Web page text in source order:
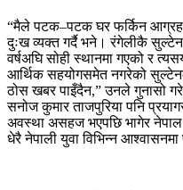
“मैले पटक–पटक घर फर्किन
दुःख व्यक्त गर्दै भने। रंगेलीकै सुल्टेन
वर्षअघि सोही स्थानमा गएको र
आर्थिक सहयोगसमेत नगरेको
ठोस खबर पाइँदैन,” उनले गुनासो
सनोज कुमार ताजपुरिया पनि
अवस्था असहज भएपछि भागेर नेपाल
धेरै नेपाली युवा विभिन्न